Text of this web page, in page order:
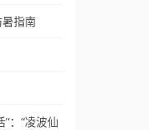
指南
：“凌波仙